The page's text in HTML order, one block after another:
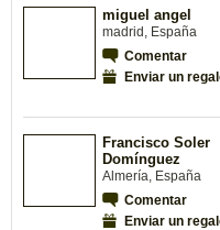
miguel angel
madrid, España
Comentar
Enviar un
Francisco Soler
Domínguez
Almería, España
Comentar
Enviar un